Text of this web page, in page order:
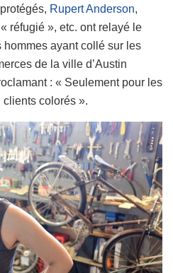
RupertAnderson,
réfugié », etc. ont relayé le
hommes ayant collé sur les
de la ville d’Austin
: « Seulement pour les
clients colorés ».